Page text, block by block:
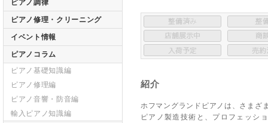
紹介
ホフマングランドピアノは、さまざ
ピアノ製造技術と、プロフェッシ
ピアノ調律
ピアノ修理・クリーニング
イベント情報
ピアノコラム
ピアノ基礎知識編
ピアノ修理編
ピアノ音響・防音編
輸入ピアノ知識編